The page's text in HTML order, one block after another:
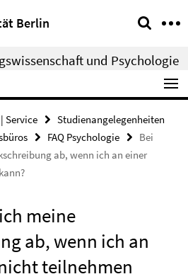
Berlin
und Psychologie
Service
Studienangelegenheiten
FAQ Psychologie
Bei
ab, wenn ich an einer
meine
ab, wenn ich an
teilnehmen